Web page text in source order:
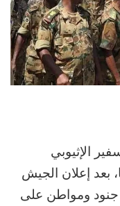
الإثيوبي
بعد إعلان الجيش
السوداني إعدام الجيش الإثيوبي 7 جنود ومواطن على